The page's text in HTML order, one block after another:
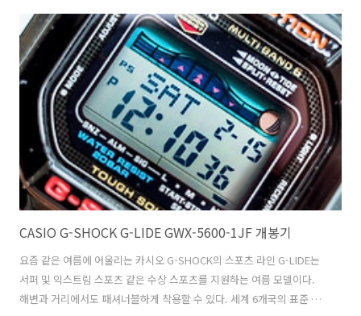
표준 기능의 디스플레이 가독성을 향상시키고 운동 측정 기능(거리, 속
도, 속도, 랩, 피치)과 같은 현재 상태에 대한 중요한 정보를 한 눈에 볼 수
있게 해준다. 이들 모델의 베젤은 수지와 금속으로 만들어져 수중 암석의
충격을 더 잘 견딜 수 있도록 했으며 베젤 표면에는 스테인리스 스틸 커
버에 헤어라인과 연마 마감으로 우아한 강인함..
CASIO G-SHOCK G-LIDE GWX-5600-1JF 개봉기
요즘 같은 여름에 어울리는 카시오 G-SHOCK의 스포츠 라인 G-LIDE는
서퍼 및 익스트림 스포츠 같은 수상 스포츠를 지원하는 여름 모델이다.
해변과 거리에서도 패셔너블하게 착용할 수 있다. 세계 6개국의 표준 전